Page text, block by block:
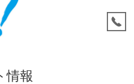
情報